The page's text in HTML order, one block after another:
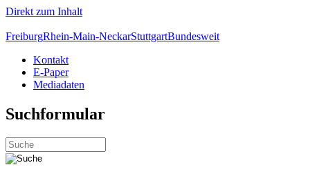
Direkt zum Inhalt
FreiburgRhein-Main-NeckarStuttgartBundesweit
Kontakt
E-Paper
Mediadaten
Suchformular